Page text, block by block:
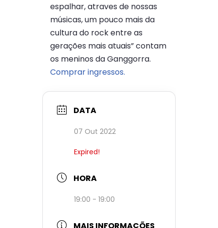
espalhar, atraves de nossas
músicas, um pouco mais da
cultura do rock entre as
gerações mais atuais” contam
os meninos da Ganggorra.
Comprar ingressos.
DATA
07 Out 2022
Expired!
HORA
19:00 - 19:00